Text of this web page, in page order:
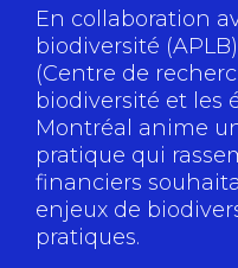
En collaboration
biodiversité
(Centre de
biodiversité et les
Montréal anime
pratique qui
financiers
enjeux de
pratiques.